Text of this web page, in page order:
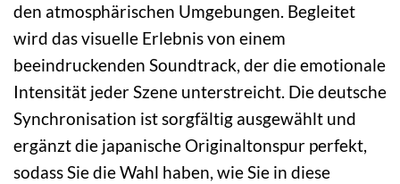
den atmosphärischen Umgebungen. Begleitet
wird das visuelle Erlebnis von einem
beeindruckenden Soundtrack, der die emotionale
Intensität jeder Szene unterstreicht. Die deutsche
Synchronisation ist sorgfältig ausgewählt und
ergänzt die japanische Originaltonspur perfekt,
sodass Sie die Wahl haben, wie Sie in diese